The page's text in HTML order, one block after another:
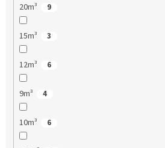
20m³ 9
15m³ 3
12m³ 6
9m³ 4
10m³ 6